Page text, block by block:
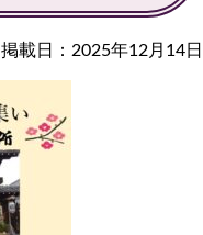
掲載日：2025年12月14日